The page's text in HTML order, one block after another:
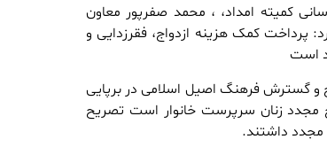
کمیته امداد، ، محمد صفرپور معاون
پرداخت کمک هزینه ازدواج، فقرزدایی و
است
و گسترش فرهنگ اصیل اسلامی در برپایی
مجدد زنان سرپرست خانوار است تصریح